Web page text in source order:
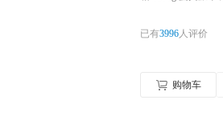
已有3996人评价
购物车